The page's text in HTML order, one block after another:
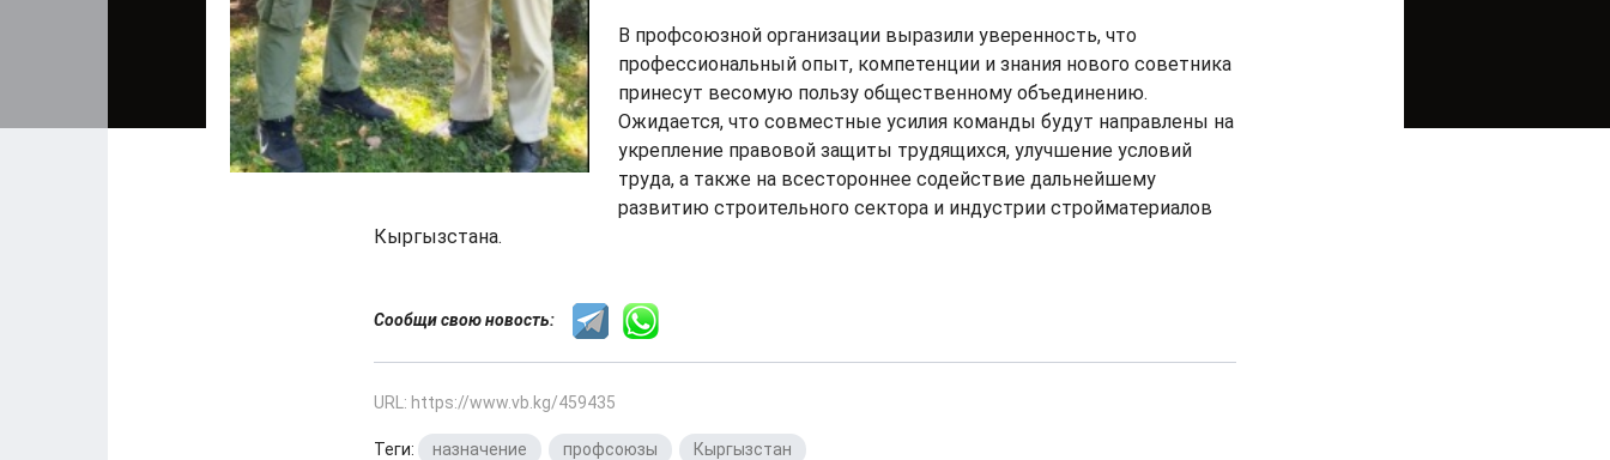
В профсоюзной организации выразили уверенность, что
профессиональный опыт, компетенции и знания нового советника
принесут весомую пользу общественному объединению.
Ожидается, что совместные усилия команды будут направлены на
укрепление правовой защиты трудящихся, улучшение условий
труда, а также на всестороннее содействие дальнейшему
развитию строительного сектора и индустрии стройматериалов
Кыргызстана.
Сообщи свою новость:
URL: https://www.vb.kg/459435
Теги: назначение профсоюзы Кыргызстан